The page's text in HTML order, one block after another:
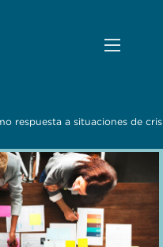
respuesta a situaciones de